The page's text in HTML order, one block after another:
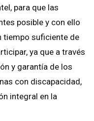
para que las
posible y con ello
tiempo suficiente de
ya que a través
y garantía de los
con discapacidad,
integral en la